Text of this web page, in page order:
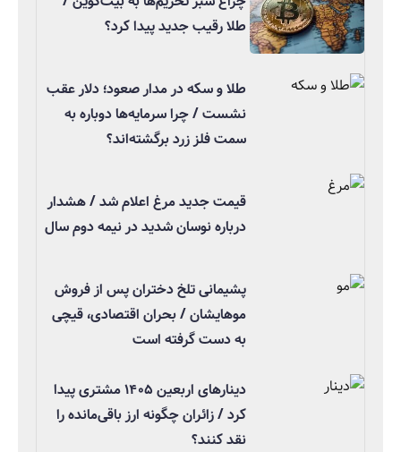
طلا رقیب جدید پیدا کرد؟
طلا و سکه در مدار صعود؛ دلار عقب
نشست / چرا سرمایه‌ها دوباره به
سمت فلز زرد برگشته‌اند؟
قیمت جدید مرغ اعلام شد / هشدار
درباره نوسان شدید در نیمه دوم سال
پشیمانی تلخ دختران پس از فروش
موهایشان / بحران اقتصادی، قیچی
به دست گرفته است
دینارهای اربعین ۱۴۰۵ مشتری پیدا
کرد / زائران چگونه ارز باقی‌مانده را
نقد کنند؟